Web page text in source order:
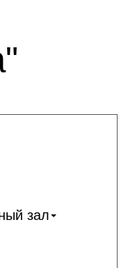
зал